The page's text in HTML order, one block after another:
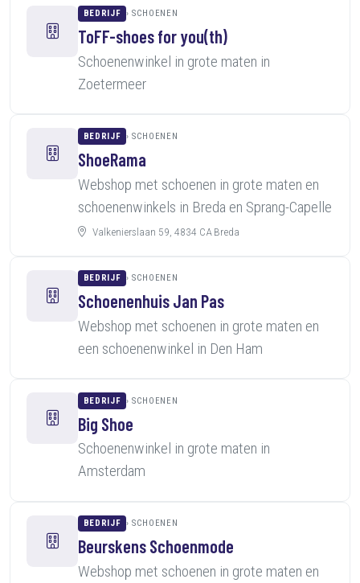
BEDRIJF SCHOENEN
ToFF-shoes for you(th)
Schoenenwinkel in grote maten in
Zoetermeer
BEDRIJF SCHOENEN
ShoeRama
Webshop met schoenen in grote maten en
schoenenwinkels in Breda en Sprang-Capelle
Valkenierslaan 59, 4834 CA Breda
BEDRIJF SCHOENEN
Schoenenhuis Jan Pas
Webshop met schoenen in grote maten en
een schoenenwinkel in Den Ham
BEDRIJF SCHOENEN
Big Shoe
Schoenenwinkel in grote maten in
Amsterdam
BEDRIJF SCHOENEN
Beurskens Schoenmode
Webshop met schoenen in grote maten en